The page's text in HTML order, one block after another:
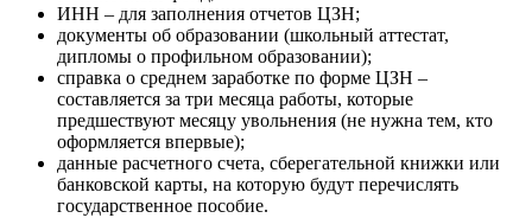
ИНН – для заполнения отчетов ЦЗН;
документы об образовании (школьный аттестат,
дипломы о профильном образовании);
справка о среднем заработке по форме ЦЗН –
составляется за три месяца работы, которые
предшествуют месяцу увольнения (не нужна тем, кто
оформляется впервые);
данные расчетного счета, сберегательной книжки или
банковской карты, на которую будут перечислять
государственное пособие.